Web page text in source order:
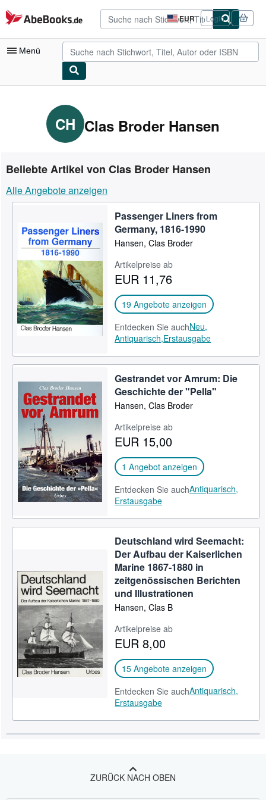
Zum Hauptinhalt
AbeBooks.de EUR
Seite
der
Einkaufseinstellungen.
Login
Menü
Meine Bestellungen
Detailsuche
Kunst & Sammlerstücke
Verkäufer werden
Hilfe
SCHLIESSEN
CH Clas Broder Hansen
Beliebte Artikel von Clas Broder Hansen
Alle Angebote anzeigen
Passenger Liners from
Germany, 1816-1990
Hansen, Clas Broder
Artikelpreise ab
EUR 11,76
19 Angebote anzeigen
Entdecken Sie auchNeu,
Antiquarisch,Erstausgabe
Gestrandet vor Amrum: Die
Geschichte der "Pella"
Hansen, Clas Broder
Artikelpreise ab
EUR 15,00
1 Angebot anzeigen
Entdecken Sie auchAntiquarisch,
Erstausgabe
Deutschland wird Seemacht:
Der Aufbau der Kaiserlichen
Marine 1867-1880 in
zeitgenössischen Berichten
und Illustrationen
Hansen, Clas B
Artikelpreise ab
EUR 8,00
15 Angebote anzeigen
Entdecken Sie auchAntiquarisch,
Erstausgabe
ZURÜCK NACH OBEN